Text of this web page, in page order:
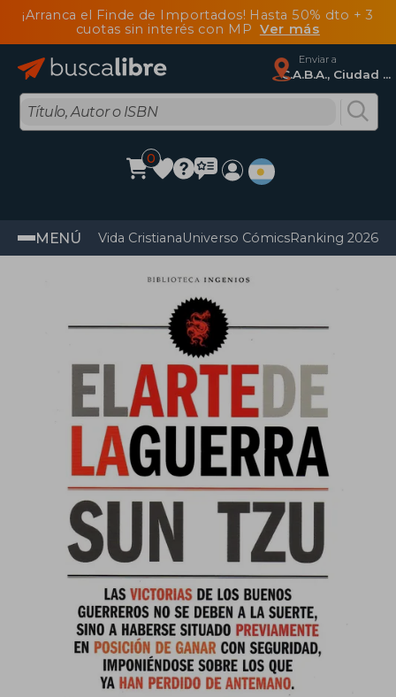
¡Arranca el Finde de Importados! Hasta 50% dto + 3
cuotas sin interés con MP Ver más
Enviar a
C.A.B.A., Ciudad Autónoma De Buenos Aires
0
MENÚ Vida CristianaUniverso CómicsRanking 2026